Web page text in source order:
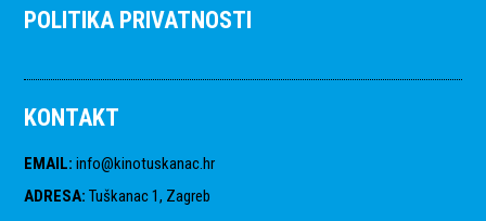
POLITIKA PRIVATNOSTI
KONTAKT
EMAIL: info@kinotuskanac.hr
ADRESA: Tuškanac 1, Zagreb